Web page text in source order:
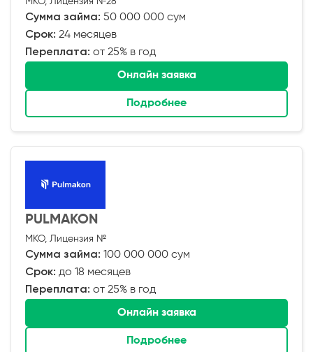
Сумма займа: 50 000 000 сум
Срок: 24 месяцев
Переплата: от 25% в год
Онлайн заявка
Подробнее
PULMAKON
МКО, Лицензия №
Сумма займа: 100 000 000 сум
Срок: до 18 месяцев
Переплата: от 25% в год
Онлайн заявка
Подробнее